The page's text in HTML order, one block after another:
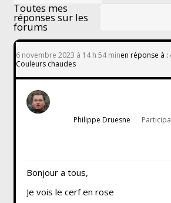
Toutes mes
réponses sur les
forums
6 novembre 2023 à 14 h 54 minen réponse à :
Couleurs chaudes
Philippe Druesne
Bonjour a tous,
Je vois le cerf en rose